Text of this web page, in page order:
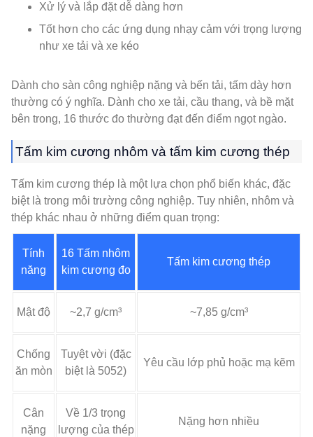
Xử lý và lắp đặt dễ dàng hơn
Tốt hơn cho các ứng dụng nhạy cảm với trọng lượng
như xe tải và xe kéo
Dành cho sàn công nghiệp nặng và bến tải, tấm dày hơn
thường có ý nghĩa. Dành cho xe tải, cầu thang, và bề mặt
bên trong, 16 thước đo thường đạt đến điểm ngọt ngào.
Tấm kim cương nhôm và tấm kim cương thép
Tấm kim cương thép là một lựa chọn phổ biến khác, đặc
biệt là trong môi trường công nghiệp. Tuy nhiên, nhôm và
thép khác nhau ở những điểm quan trọng:
Tính
năng
16 Tấm nhôm
kim cương đo
Tấm kim cương thép
Mật độ ~2,7 g/cm³ ~7,85 g/cm³
Chống
ăn mòn
Tuyệt vời (đặc
biệt là 5052)
Yêu cầu lớp phủ hoặc mạ kẽm
Cân
nặng
Về 1/3 trọng
lượng của thép
Nặng hơn nhiều